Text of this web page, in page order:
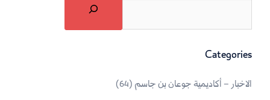
Categories
الاخبار – أكاديمية جوعان بن جاسم (64)